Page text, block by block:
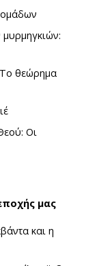
ομάδων
θεώρημα
Οι
μας
και η